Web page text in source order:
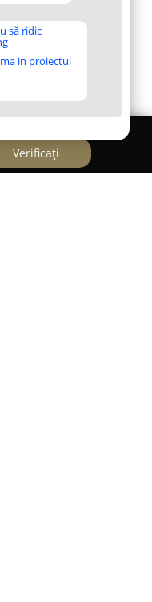
să ridic
in proiectul
Verificați